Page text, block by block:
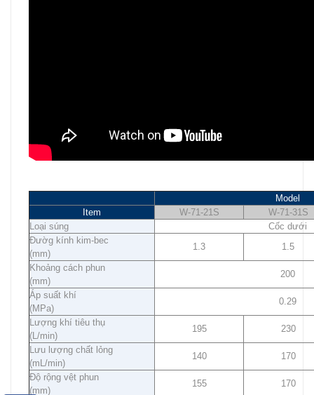
Model
Item
W-71-21S
W-71-31S
Loại súng
Cốc dưới
Đườg kính kim-bec
(mm)
1.3
1.5
Khoảng cách phun
(mm)
200
Áp suất khí
(MPa)
0.29
Lượng khí tiêu thụ
(L/min)
195
230
Lưu lượng chất lỏng
(mL/min)
140
170
Độ rộng vệt phun
(mm)
155
170